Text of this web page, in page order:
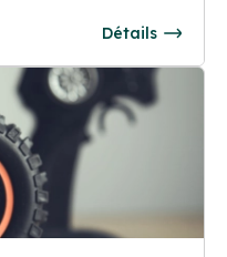
Détails